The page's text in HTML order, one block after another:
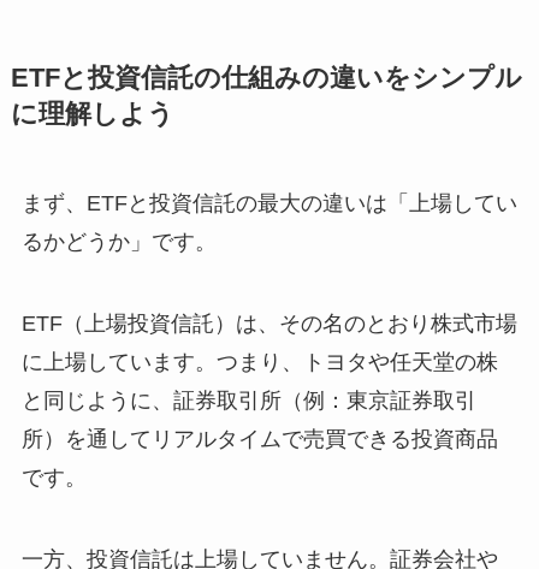
ETFと投資信託の仕組みの違いをシンプル
に理解しよう
まず、ETFと投資信託の最大の違いは「上場してい
るかどうか」です。
ETF（上場投資信託）は、その名のとおり株式市場
に上場しています。つまり、トヨタや任天堂の株
と同じように、証券取引所（例：東京証券取引
所）を通してリアルタイムで売買できる投資商品
です。
一方、投資信託は上場していません。証券会社や